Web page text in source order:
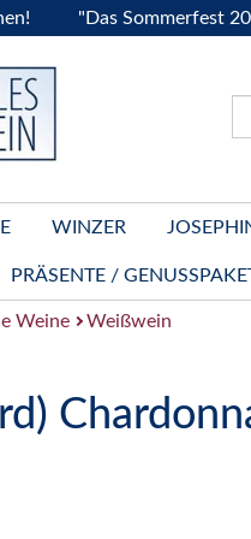
"Das Sommerfest 2026"
WINZER
PRÄSENTE /
Weine Weißwein